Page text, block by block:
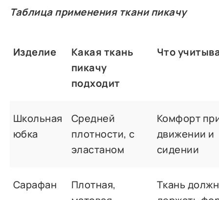
Таблица применения ткани пикачу
Изделие
Какая ткань
пикачу
подходит
Что
Школьная
юбка
Средней
плотности, с
эластаном
Комфорт
движении и
сидении
Сарафан
Плотная,
Ткань